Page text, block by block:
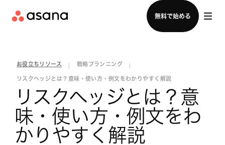
無料で始める
セールスチームに問い合わせる
お役立ちリソース 戦略プランニング
リスクヘッジとは？意味・使い方・例文をわかりやすく解説
リスクヘッジとは？意
味・使い方・例文をわ
かりやすく解説